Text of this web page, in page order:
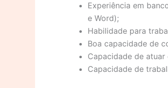
Experiência em
e Word);
Habilidade para
Boa capacidade de
Capacidade de
Capacidade de